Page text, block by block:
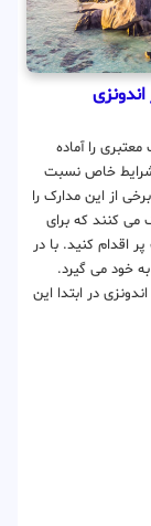
را آماده
شرایط خاص نسبت
از این مدارک را
کنند که برای
اقدام کنید. با در
خود می گیرد.
در ابتدا این